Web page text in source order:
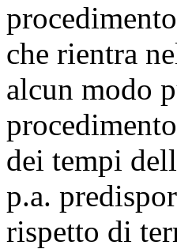
che rientra
alcun modo
dei tempi
p.a.
rispetto di